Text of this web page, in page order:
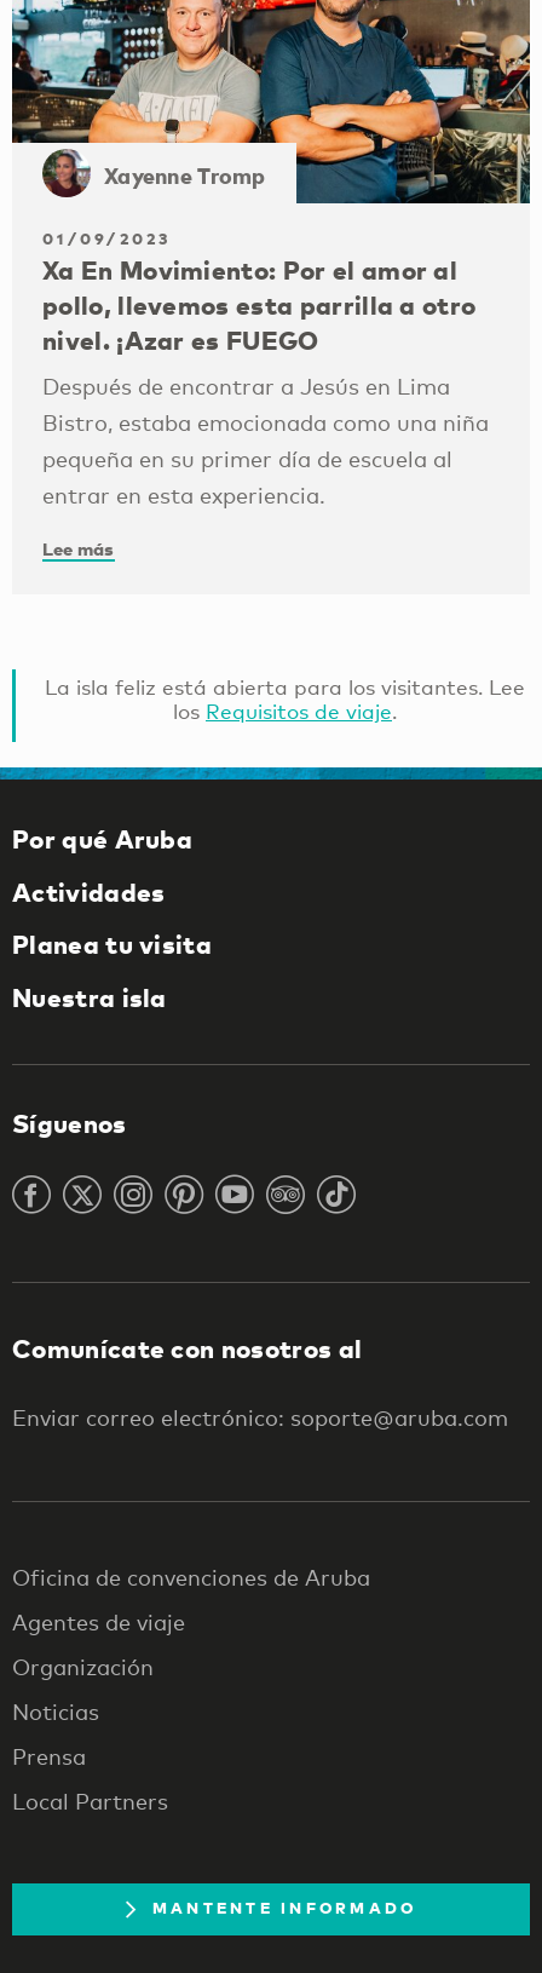
Xayenne Tromp
01/09/2023
Xa En Movimiento: Por el amor al
pollo, llevemos esta parrilla a otro
nivel. ¡Azar es FUEGO
Después de encontrar a Jesús en Lima
Bistro, estaba emocionada como una niña
pequeña en su primer día de escuela al
entrar en esta experiencia.
Lee más
La isla feliz está abierta para los visitantes. Lee
los Requisitos de viaje.
Por qué Aruba
Actividades
Planea tu visita
Nuestra isla
Síguenos
Comunícate con nosotros al
Enviar correo electrónico: soporte@aruba.com
Oficina de convenciones de Aruba
Agentes de viaje
Organización
Noticias
Prensa
Local Partners
MANTENTE INFORMADO